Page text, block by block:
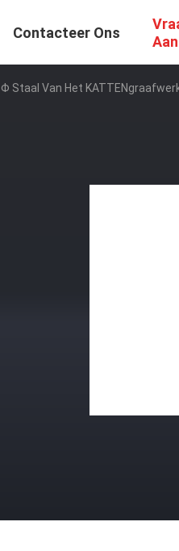
Contacteer Ons
Aan
Staal Van Het